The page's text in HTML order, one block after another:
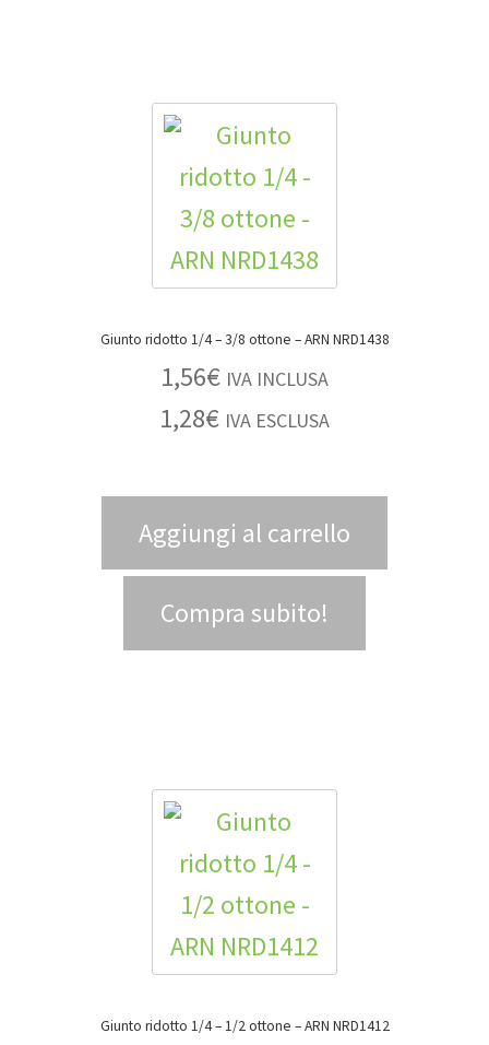
Giunto ridotto 1/4 – 3/8 ottone – ARN NRD1438
1,56€ IVA INCLUSA
1,28€ IVA ESCLUSA
Aggiungi al carrello
Compra subito!
Giunto ridotto 1/4 – 1/2 ottone – ARN NRD1412